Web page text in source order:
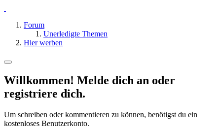
Forum
Unerledigte Themen
Hier werben
Willkommen! Melde dich an oder
registriere dich.
Um schreiben oder kommentieren zu können, benötigst du ein
kostenloses Benutzerkonto.